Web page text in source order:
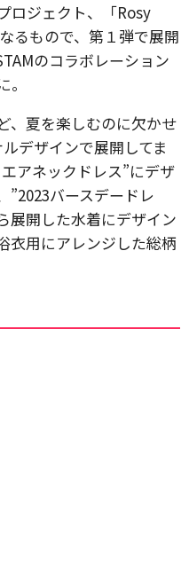
ロジェクト、「Rosy
るもので、第１弾で展開
のコラボレーション
、夏を楽しむのに欠かせ
デザインで展開してま
アネックドレス”にデザ
”2023バースデードレ
展開した水着にデザイン
衣用にアレンジした総柄